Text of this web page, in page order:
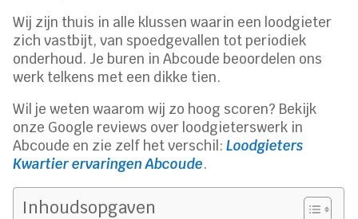
Wij zijn thuis in alle klussen waarin een loodgieter
zich vastbijt, van spoedgevallen tot periodiek
onderhoud. Je buren in Abcoude beoordelen ons
werk telkens met een dikke tien.
Wil je weten waarom wij zo hoog scoren? Bekijk
onze Google reviews over loodgieterswerk in
Abcoude en zie zelf het verschil:Loodgieters
Kwartier ervaringen Abcoude.
Inhoudsopgaven